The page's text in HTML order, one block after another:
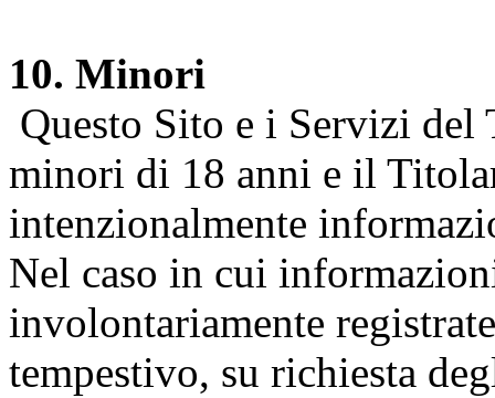
10. Minori
Questo Sito e i Servizi del
minori di 18 anni e il
intenzionalmente
Nel caso in cui
involontariamente
tempestivo, su richiesta